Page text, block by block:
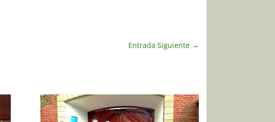
Entrada Siguiente→